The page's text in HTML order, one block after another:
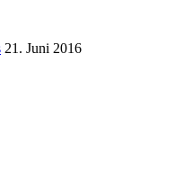
21. Juni 2016